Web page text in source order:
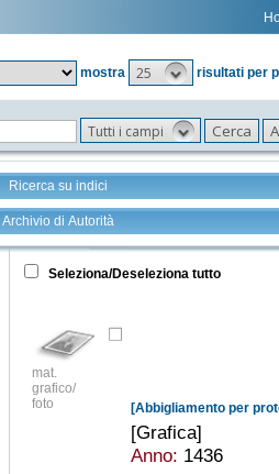
mostra
25 risultati per
Tutti i campi
Ricerca su indici
Archivio di Autorità
Tutto +
Seleziona/Deseleziona tutto
mat.
grafico/
foto
[Grafica]
Anno: 1436